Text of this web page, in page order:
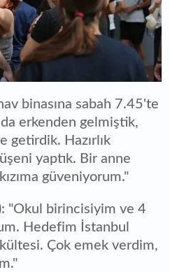
binasına sabah 7.45'te
erkenden gelmiştik,
getirdik. Hazırlık
yaptık. Bir anne
güveniyorum."
"Okul birincisiyim ve 4
Hedefim İstanbul
Çok emek verdim,